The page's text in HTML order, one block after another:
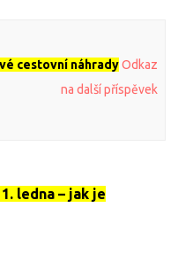
cestovní náhrady Odkaz
na další příspěvek
ledna – jak je